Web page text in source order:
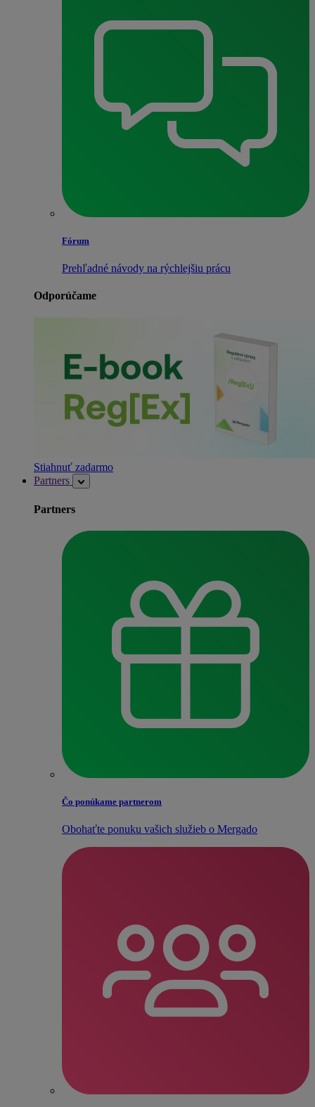
Fórum
Prehľadné návody na rýchlejšiu prácu
Odporúčame
Stiahnuť zadarmo
Partners
Partners
Čo ponúkame partnerom
Obohaťte ponuku vašich služieb o Mergado